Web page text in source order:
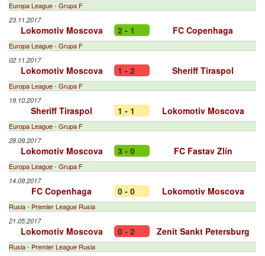
Europa League - Grupa F
23.11.2017
Lokomotiv Moscova 2 - 1 FC Copenhaga
Europa League - Grupa F
02.11.2017
Lokomotiv Moscova 1 - 2 Sheriff Tiraspol
Europa League - Grupa F
19.10.2017
Sheriff Tiraspol 1 - 1 Lokomotiv Moscova
Europa League - Grupa F
28.09.2017
Lokomotiv Moscova 3 - 0 FC Fastav Zlín
Europa League - Grupa F
14.09.2017
FC Copenhaga 0 - 0 Lokomotiv Moscova
Rusia - Premier League Rusia
21.05.2017
Lokomotiv Moscova 0 - 2 Zenit Sankt Petersburg
Rusia - Premier League Rusia